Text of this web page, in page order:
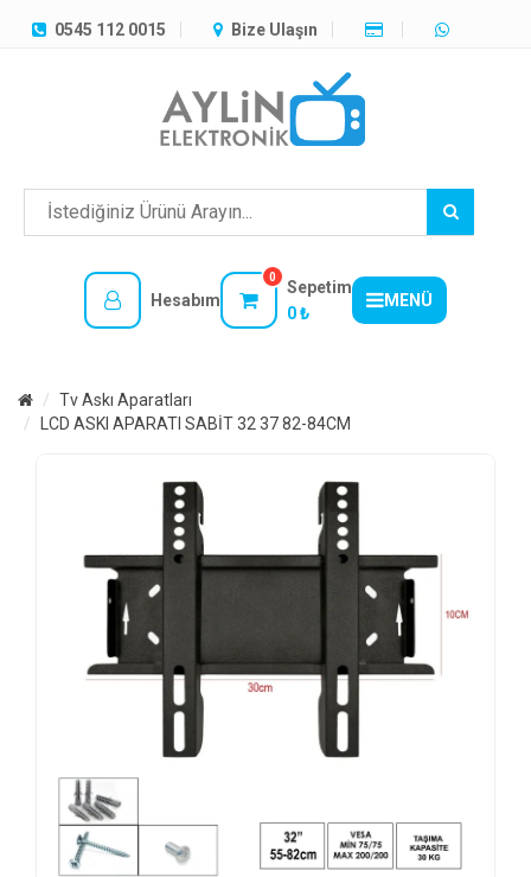
0545 112 0015 Bize Ulaşın
Hesabım
0
Sepetim
0 ₺
MENÜ
TÜM
Tv Askı Aparatları
LCD ASKI APARATI SABİT 32 37 82-84CM